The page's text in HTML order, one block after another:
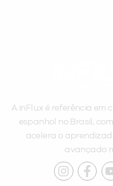
A inFlux é referência em
espanhol no Brasil,
acelera o
avançado